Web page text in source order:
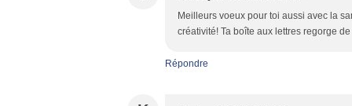
Meilleurs voeux pour toi aussi avec la
créativité! Ta boîte aux lettres regorge
Répondre